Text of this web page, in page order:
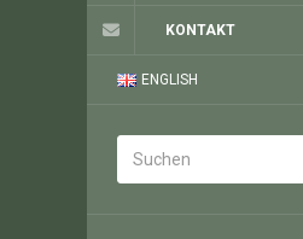
KONTAKT
ENGLISH